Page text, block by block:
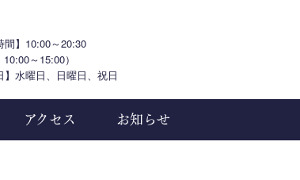
間】10:00～20:30
10:00～15:00）
】水曜日、日曜日、祝日
アクセス お知らせ